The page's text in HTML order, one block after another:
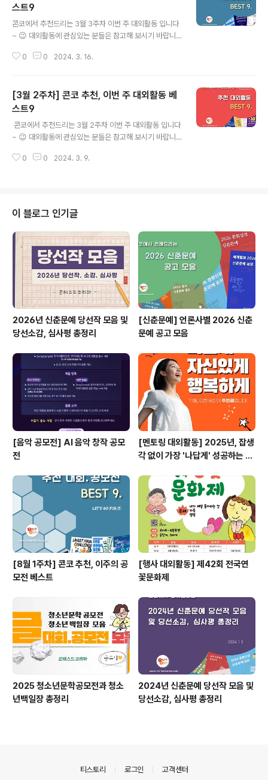
스트9
콘코에서 추천드리는 3월 3주차 이번 주 대외활동 입니다
~ 😉 대외활동에 관심있는 분들은 참고해 보시기 바랍니
울잇다푸드뱅크센터 홍보 서포터즈 6기 ✔ 2024년 서울
공모 ✔ 2024 나눔공정무역 청년 서포터즈 4기 모집 ✔
대원미디어 캐릭터 서포터즈 대패프렌즈 6기 모집 ✔ 데이
메르 1기 서포터즈 모집 ✔ KISIA 대학생 기자단(KSR) 4
기 모집 ​ ​​ 자세한 내용은 콘테스트코리아 홈페이지에서 확
보 / 소개 / 뉴스소식은 @콘테스트코리아!! ​
0 0 2024. 3. 16.
[3월 2주차] 콘코 추천, 이번 주 대외활동 베
스트9
​ 콘코에서 추천드리는 3월 2주차 이번 주 대외활동 입니다
~ 😉 대외활동에 관심있는 분들은 참고해 보시기 바랍니
리인증원 누리소통기자단 가치해썹 6기 모집 ✔ [미디어유
리아, 'TEAM GR 서포터즈' ✔ 2024 TV CHOSUN 제
8회 국제 포럼 서포터즈 모집 ✔ 온라인 해커톤] 딱 10일
사이드 프로젝트, 403 포텐데이 참여자 모집 ✔ 기업 및
공공기관과 함께하는 서울 청년 기획봉사단 모집 ​ 자세한
내용은 콘테스트코리아 홈페이지에서 확인하시면 도움이
됩니다~..
0 0 2024. 3. 9.
이 블로그 인기글
2026년 신춘문예 당선작 모음 및
당선소감, 심사평 총정리
[신춘문예] 언론사별 2026 신춘
문예 공고 모음
[음악 공모전] AI 음악 창작 공모
전
[멘토링 대외활동] 2025년, 잡생
각 없이 가장 '나답게' 성공하는 법
[8월 1주차] 콘코 추천, 이주의 공
모전 베스트
[행사 대외활동] 제42회 전국연
꽃문화제
2025 청소년문학공모전과 청소
년백일장 총정리
2024년 신춘문예 당선작 모음 및
당선소감, 심사평 총정리
티스토리 로그인 고객센터